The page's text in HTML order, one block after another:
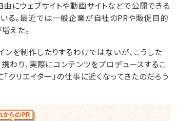
にウェブサイトや動画サイトなどで公開できる
る。最近では一般企業が自社のPRや販促目的
えた。
ンを制作したりするわけではないが、こうした
わり、実際にコンテンツをプロデュースするこ
クリエイター」の仕事に近くなってきたのだろう